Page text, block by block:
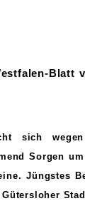
Blatt
sich wegen
Sorgen
Jüngstes